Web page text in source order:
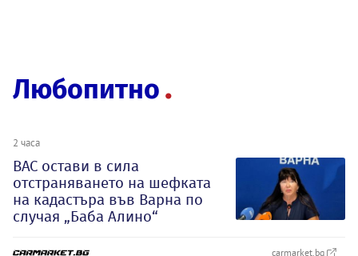
Любопитно
2 часа
ВАС остави в сила
отстраняването на шефката
на кадастъра във Варна по
случая „Баба Алино“
carmarket.bg